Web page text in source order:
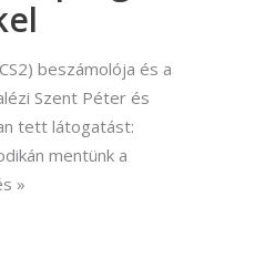
beszámolója és a
Szent Péter és
tett látogatást:
mentünk a